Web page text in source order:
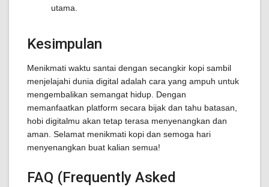
utama.
Kesimpulan
Menikmati waktu santai dengan secangkir kopi sambil
menjelajahi dunia digital adalah cara yang ampuh untuk
mengembalikan semangat hidup. Dengan
memanfaatkan platform secara bijak dan tahu batasan,
hobi digitalmu akan tetap terasa menyenangkan dan
aman. Selamat menikmati kopi dan semoga hari
menyenangkan buat kalian semua!
FAQ (Frequently Asked